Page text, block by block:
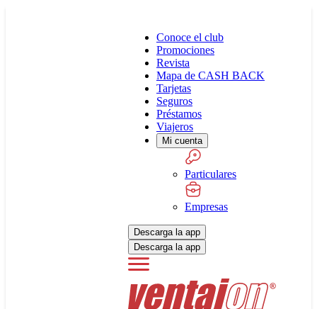
Conoce el club
Promociones
Revista
Mapa de CASH BACK
Tarjetas
Seguros
Préstamos
Viajeros
Mi cuenta
Particulares
Empresas
Descarga la app
Descarga la app